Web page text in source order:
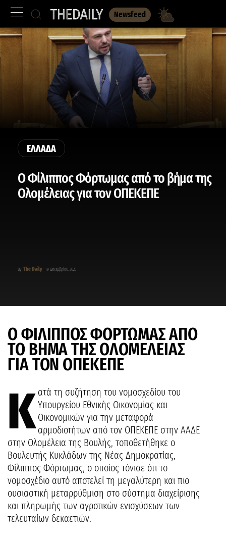
Newsfeed
ΕΛΛΑΔΑ
Ο Φίλιππος Φόρτωμας από το βήμα της
Ολομέλειας για τον ΟΠΕΚΕΠΕ
By The Daily 19 Δεκεμβρίου, 2025
Ο ΦΙΛΙΠΠΟΣ ΦΟΡΤΩΜΑΣ ΑΠΟ
ΤΟ ΒΗΜΑ ΤΗΣ ΟΛΟΜΕΛΕΙΑΣ
ΓΙΑ ΤΟΝ ΟΠΕΚΕΠΕ
Κ ατά τη συζήτηση του νομοσχεδίου του
Υπουργείου Εθνικής Οικονομίας και
Οικονομικών για την μεταφορά
αρμοδιοτήτων από τον ΟΠΕΚΕΠΕ στην ΑΑΔΕ
στην Ολομέλεια της Βουλής, τοποθετήθηκε ο
Βουλευτής Κυκλάδων της Νέας Δημοκρατίας,
Φίλιππος Φόρτωμας, ο οποίος τόνισε ότι το
νομοσχέδιο αυτό αποτελεί τη μεγαλύτερη και πιο
ουσιαστική μεταρρύθμιση στο σύστημα διαχείρισης
και πληρωμής των αγροτικών ενισχύσεων των
τελευταίων δεκαετιών.